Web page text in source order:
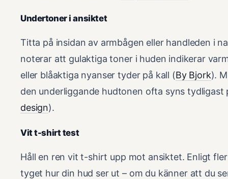
Undertoner i ansiktet
Titta på insidan av armbågen eller handleden i
noterar att gulaktiga toner i huden indikerar
eller blåaktiga nyanser tyder på kall (By Bjork).
den underliggande hudtonen ofta syns tydligast
design).
Vit t-shirt test
Håll en ren vit t-shirt upp mot ansiktet. Enligt
tyget hur din hud ser ut – om du känner att du